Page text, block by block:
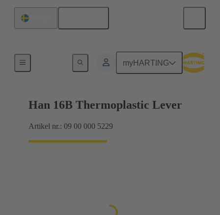
myHARTING
Låsningssystem
Han 16B Thermoplastic Lever
Artikel nr.: 09 00 000 5229